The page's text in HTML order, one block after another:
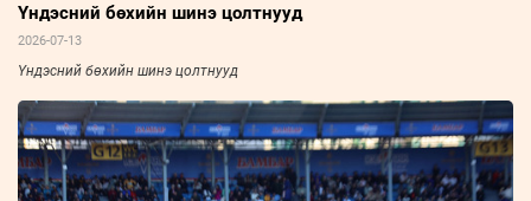
Үндэсний бөхийн шинэ цолтнууд
2026-07-13
Үндэсний бөхийн шинэ цолтнууд